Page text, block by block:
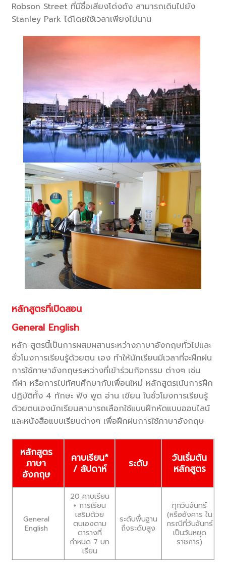
Robson Street ที่มีชื่อเสียงโด่งดัง สามารถเดินไปยัง
Stanley Park ได้โดยใช้เวลาเพียงไม่นาน
หลักสูตรที่เปิดสอน
General English
หลัก สูตรนี้เป็นการผสมผสานระหว่างภาษาอังกฤษทั่วไปและ
ชั่วโมงการเรียนรู้ด้วยตน เอง ทำให้นักเรียนมีเวลาที่จะฝึกฝน
การใช้ภาษาอังกฤษระหว่างที่เข้าร่วมกิจกรรม ต่างๆ เช่น
กีฬา หรือการไปทัศนศึกษากับเพื่อนใหม่ หลักสูตรเน้นการฝึก
ปฏิบัติทั้ง 4 ทักษะ ฟัง พูด อ่าน เขียน ในชั่วโมงการเรียนรู้
ด้วยตนเองนักเรียนสามารถเลือกใช้แบบฝึกหัดแบบออนไลน์
และหนังสือแบบเรียนต่างๆ เพื่อฝึกฝนการใช้ภาษาอังกฤษ
หลักสูตร
ภาษา
อังกฤษ
คาบเรียน*
/ สัปดาห์
ระดับ
วันเริ่มต้น
หลักสูตร
General
English
20 คาบเรียน
+ การเรียน
เสริมด้วย
ตนเองตาม
ตารางที่
กำหนด 7 บท
เรียน
ระดับพื้นฐาน
ถึงระดับสูง
ทุกวันจันทร์
(หรืออังคาร ใน
กรณีที่วันจันทร์
เป็นวันหยุด
ราชการ)